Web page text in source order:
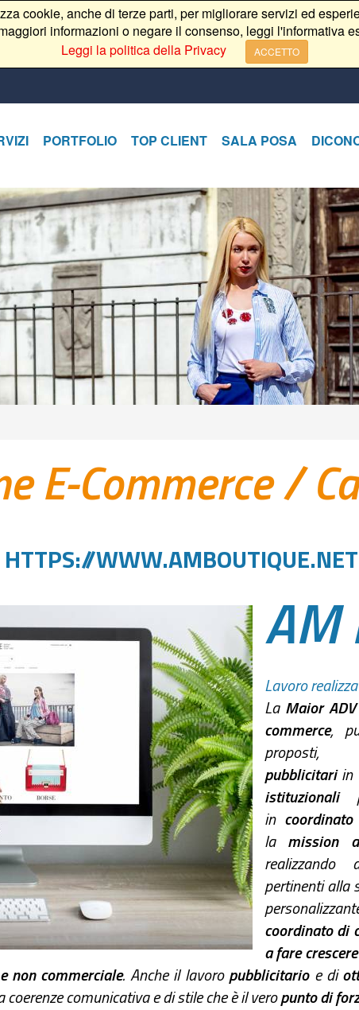
cookie, anche di terze parti, per migliorare servizi ed
informazioni o negare il consenso, leggi l'informativa
Leggi la politica della Privacy
ACCETTO
PORTFOLIO TOP CLIENT SALA POSA
E-Commerce/
HTTPS://WWW.AMBOUTIQUE.NET
AM
Lavoro
La Maior
commerce,
proposti,
pubblicitariin
istituzionali
in
la mission
pertinenti alla
coordinato di
a fare
non commerciale. Anche il lavoropubblicitario e di
comunicativa e di stile che è il veropunto di